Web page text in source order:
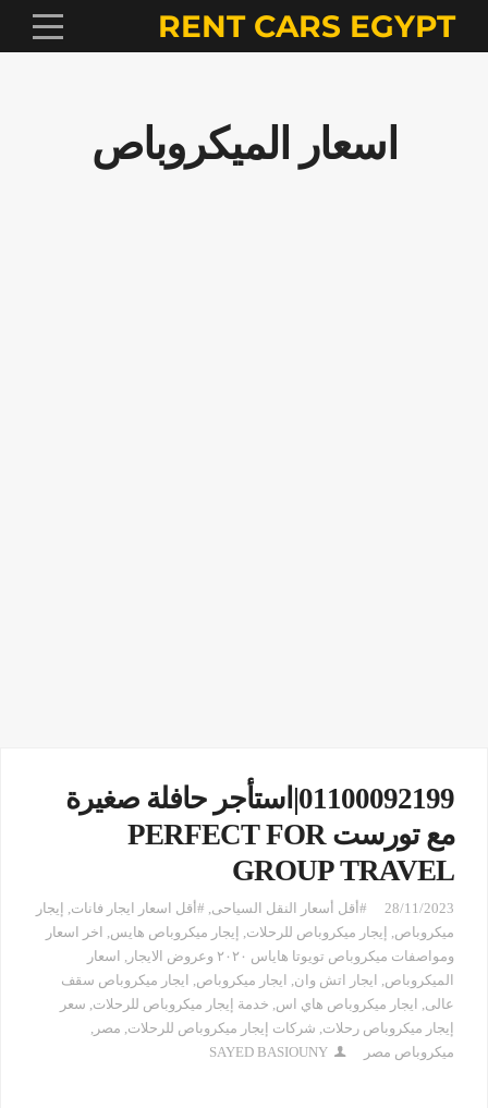
RENT CARS EGYPT
اسعار الميكروباص
01100092199|استأجر حافلة صغيرة
مع تورست PERFECT FOR
GROUP TRAVEL
28/11/2023 #أقل أسعار النقل السياحى, #أقل اسعار ايجار فانات, إيجار
ميكروباص, إيجار ميكروباص للرحلات, إيجار ميكروباص هايس, اخر اسعار
ومواصفات ميكروباص تويوتا هاياس ٢٠٢٠ وعروض الايجار
, اسعار
الميكروباص, ايجار اتش وان, ايجار ميكروباص, ايجار ميكروباص سقف
عالى, ايجار ميكروباص هاي اس, خدمة إيجار ميكروباص للرحلات, سعر
إيجار ميكروباص رحلات, شركات إيجار ميكروباص للرحلات, مصر ,
ميكروباص مصر
SAYED BASIOUNY